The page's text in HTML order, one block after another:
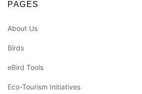
PAGES
About Us
Birds
eBird Tools
Eco-Tourism Initiatives